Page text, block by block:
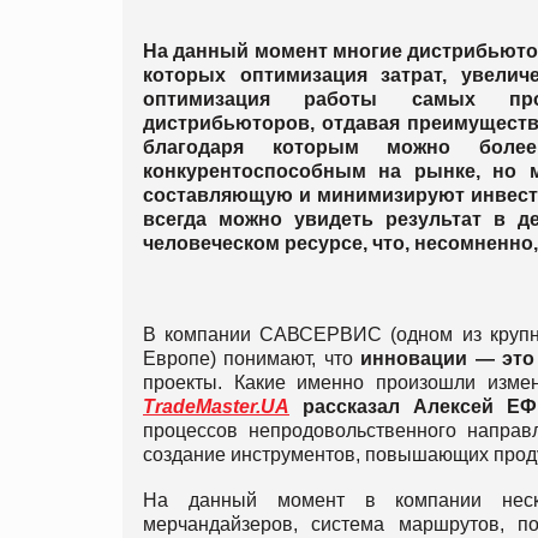
На данный момент многие
которых оптимизация затрат,
оптимизация работы самых
дистрибьюторов, отдавая
благодаря которым можно
конкурентоспособным на рынке, но
составляющую и минимизируют
всегда можно увидеть результат в
человеческом ресурсе, что,
В компании САВСЕРВИС (одном из
Европе) понимают, что инновации — это
проекты. Какие именно произошли
TradeMaster.UA
рассказал Алексей
процессов непродовольственного
создание инструментов, повышающих
На данный момент в компании
мерчандайзеров, система маршрутов,